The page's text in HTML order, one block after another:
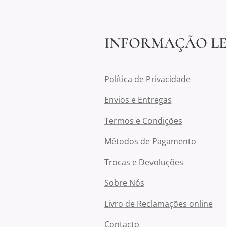
INFORMAÇÃO
Política de Privacidade
Envios e Entregas
Termos e Condições
Métodos de Pagamento
Trocas e Devoluções
Sobre Nós
Livro de Reclamações online
Contacto